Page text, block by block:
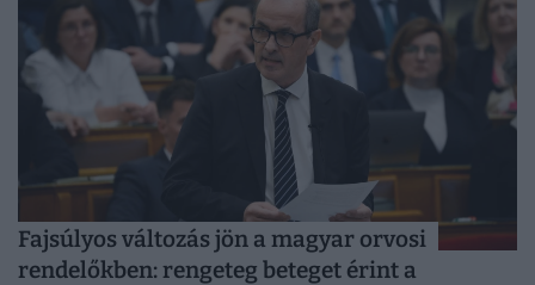
Fajsúlyos változás jön a magyar orvosi
rendelőkben: rengeteg beteget érint a